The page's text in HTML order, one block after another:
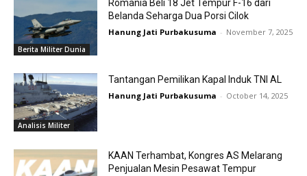
Berita Militer Dunia
Romania Beli 18 Jet Tempur F-16 dari
Belanda Seharga Dua Porsi Cilok
Hanung Jati Purbakusuma - November 7, 2025
Analisis Militer
Tantangan Pemilikan Kapal Induk TNI AL
Hanung Jati Purbakusuma - October 14, 2025
KAAN Terhambat, Kongres AS Melarang
Penjualan Mesin Pesawat Tempur